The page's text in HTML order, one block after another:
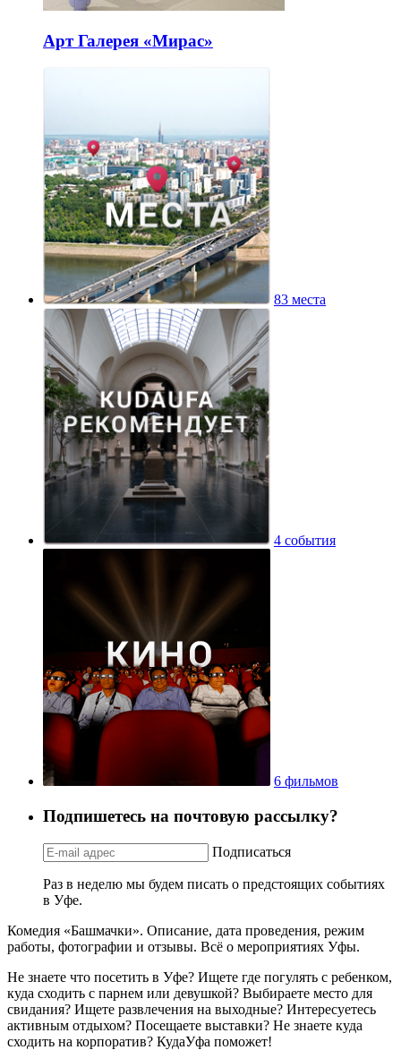
Арт Галерея «Мирас»
83 места
4 события
6 фильмов
Подпишетесь на почтовую рассылку?
Подписаться
Раз в неделю мы будем писать о предстоящих событиях
в Уфе.
Комедия «Башмачки». Описание, дата проведения, режим
работы, фотографии и отзывы. Всё о мероприятиях Уфы.
Не знаете что посетить в Уфе? Ищете где погулять с ребенком,
куда сходить с парнем или девушкой? Выбираете место для
свидания? Ищете развлечения на выходные? Интересуетесь
активным отдыхом? Посещаете выставки? Не знаете куда
сходить на корпоратив? КудаУфа поможет!